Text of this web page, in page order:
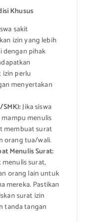
Khusus
sakit
izin yang lebih
dengan pihak
izin perlu
menyertakan
SMK):Jika siswa
mampu menulis
membuat surat
orang tua/wali.
Menulis Surat:
surat,
orang lain untuk
mereka. Pastikan
surat izin
tanda tangan